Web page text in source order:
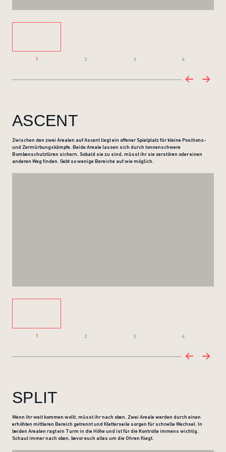
1 2 3 4
ASCENT
Zwischen den zwei Arealen auf Ascent liegt ein offener Spielplatz für kleine Positions-
und Zermürbungskämpfe. Beide Areale lassen sich durch tonnenschwere
Bombenschutztüren sichern. Sobald sie zu sind, müsst ihr sie zerstören oder einen
anderen Weg finden. Gebt so wenige Bereiche auf wie möglich.
1 2 3 4
SPLIT
Wenn ihr weit kommen wollt, müsst ihr nach oben. Zwei Areale werden durch einen
erhöhten mittleren Bereich getrennt und Kletterseile sorgen für schnelle Wechsel. In
beiden Arealen ragt ein Turm in die Höhe und ist für die Kontrolle immens wichtig.
Schaut immer nach oben, bevor euch alles um die Ohren fliegt.